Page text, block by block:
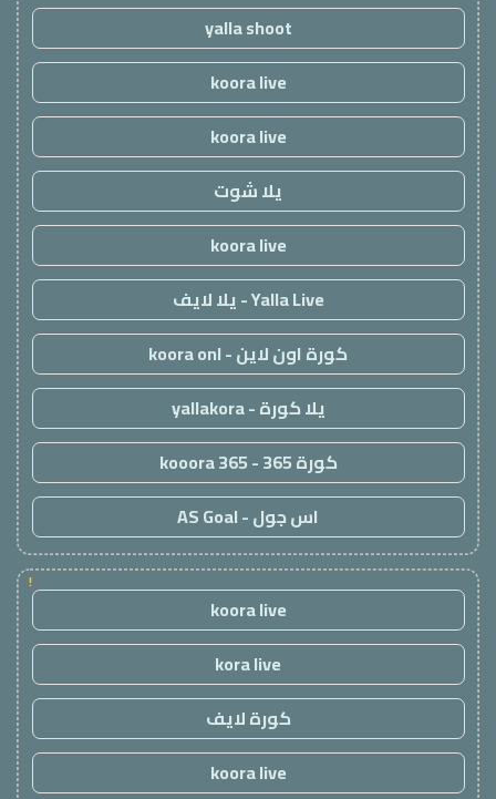
yalla shoot
koora live
koora live
يلا شوت
koora live
Yalla Live - يلا لايف
كورة اون لاين - koora onl
يلا كورة - yallakora
كورة 365 - kooora 365
اس جول - AS Goal
!
koora live
kora live
كورة لايف
koora live